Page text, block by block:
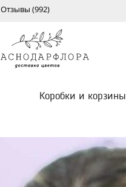
Отзывы (992)
Коробки и корзины